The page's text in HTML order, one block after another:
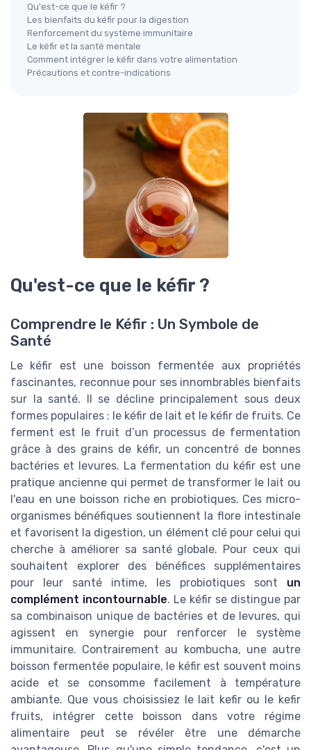
Qu'est-ce que le kéfir ?
Les bienfaits du kéfir pour la digestion
Renforcement du système immunitaire
Le kéfir et la santé mentale
Comment intégrer le kéfir dans votre alimentation
Précautions et contre-indications
Qu'est-ce que le kéfir ?
Comprendre le Kéfir : Un Symbole de
Santé
Le kéfir est une boisson fermentée aux propriétés
fascinantes, reconnue pour ses innombrables bienfaits
sur la santé. Il se décline principalement sous deux
formes populaires : le kéfir de lait et le kéfir de fruits. Ce
ferment est le fruit d’un processus de fermentation
grâce à des grains de kéfir, un concentré de bonnes
bactéries et levures. La fermentation du kéfir est une
pratique ancienne qui permet de transformer le lait ou
l'eau en une boisson riche en probiotiques. Ces micro-
organismes bénéfiques soutiennent la flore intestinale
et favorisent la digestion, un élément clé pour celui qui
cherche à améliorer sa santé globale. Pour ceux qui
souhaitent explorer des bénéfices supplémentaires
pour leur santé intime, les probiotiques sont un
complément incontournable. Le kéfir se distingue par
sa combinaison unique de bactéries et de levures, qui
agissent en synergie pour renforcer le système
immunitaire. Contrairement au kombucha, une autre
boisson fermentée populaire, le kéfir est souvent moins
acide et se consomme facilement à température
ambiante. Que vous choisissiez le lait kefir ou le kefir
fruits, intégrer cette boisson dans votre régime
alimentaire peut se révéler être une démarche